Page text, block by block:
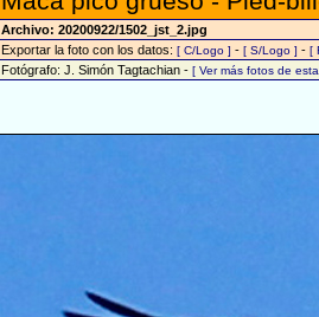
Archivo: 20200922/1502_jst_2.jpg
Exportar la foto con los datos: [ C/Logo ] - [ S/Logo ] - [
Fotógrafo: J. Simón Tagtachian - [ Ver más fotos de